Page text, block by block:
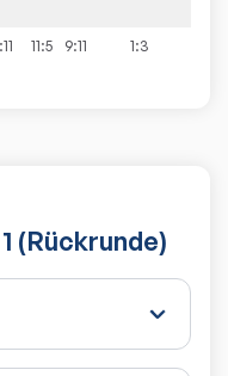
11:5 9:11 1:3
(Rückrunde)